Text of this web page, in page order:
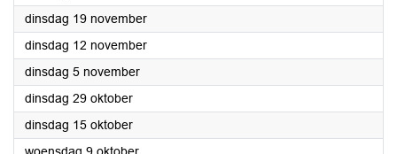
dinsdag 19 november2024
dinsdag 12 november2024
dinsdag 5 november2024
dinsdag 29 oktober2024
dinsdag 15 oktober2024
2024